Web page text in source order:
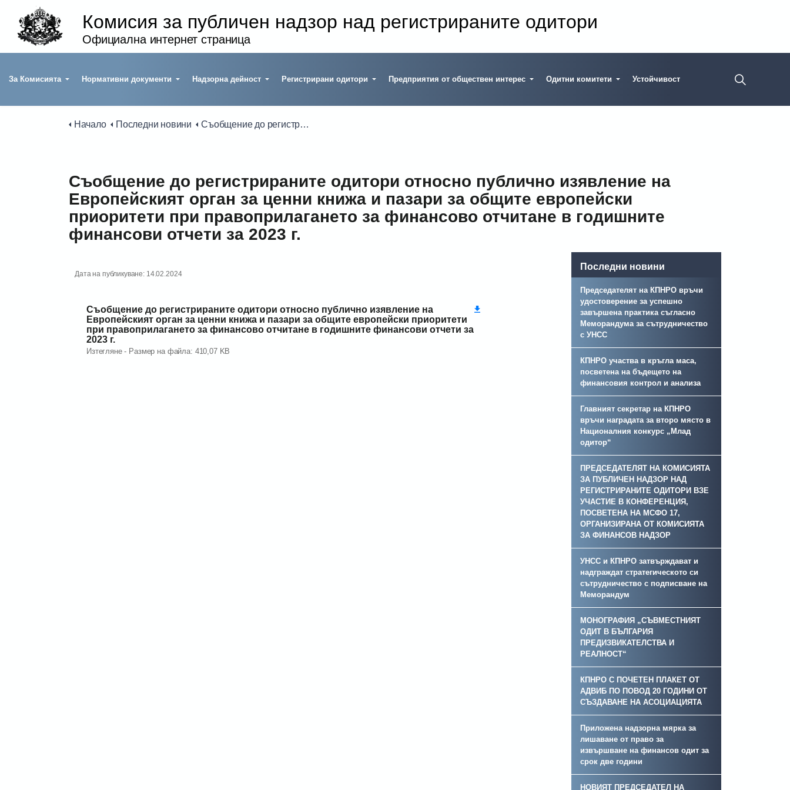
Комисия за публичен надзор над регистрираните одитори
Официална интернет страница
За Комисията Нормативни документи Надзорна дейност Регистрирани одитори Предприятия от обществен интерес Одитни комитети Устойчивост
Начало Последни новини Съобщение до регистрираните одитори относно публично изявление на Европейският орган за ценни книжа и пазари за общите европейски приоритети при правоприлагането за финансово отчитане в годишните финансови отчети за 2023 г.
Съобщение до регистрираните одитори относно публично изявление на
Европейският орган за ценни книжа и пазари за общите европейски
приоритети при правоприлагането за финансово отчитане в годишните
финансови отчети за 2023 г.
Дата на публикуване: 14.02.2024
Съобщение до регистрираните одитори относно публично изявление на
Европейският орган за ценни книжа и пазари за общите европейски приоритети
при правоприлагането за финансово отчитане в годишните финансови отчети за
2023 г.
Изтегляне - Размер на файла: 410,07 KB
Последни новини
Председателят на КПНРО връчи
удостоверение за успешно
завършена практика съгласно
Меморандума за сътрудничество
с УНСС
КПНРО участва в кръгла маса,
посветена на бъдещето на
финансовия контрол и анализа
Главният секретар на КПНРО
връчи наградата за второ място в
Националния конкурс „Млад
одитор“
ПРЕДСЕДАТЕЛЯТ НА КОМИСИЯТА
ЗА ПУБЛИЧЕН НАДЗОР НАД
РЕГИСТРИРАНИТЕ ОДИТОРИ ВЗЕ
УЧАСТИЕ В КОНФЕРЕНЦИЯ,
ПОСВЕТЕНА НА МСФО 17,
ОРГАНИЗИРАНА ОТ КОМИСИЯТА
ЗА ФИНАНСОВ НАДЗОР
УНСС и КПНРО затвърждават и
надграждат стратегическото си
сътрудничество с подписване на
Меморандум
МОНОГРАФИЯ „СЪВМЕСТНИЯТ
ОДИТ В БЪЛГАРИЯ
ПРЕДИЗВИКАТЕЛСТВА И
РЕАЛНОСТ“
КПНРО С ПОЧЕТЕН ПЛАКЕТ ОТ
АДВИБ ПО ПОВОД 20 ГОДИНИ ОТ
СЪЗДАВАНЕ НА АСОЦИАЦИЯТА
Приложена надзорна мярка за
лишаване от право за
извършване на финансов одит за
срок две години
НОВИЯТ ПРЕДСЕДАТЕЛ НА